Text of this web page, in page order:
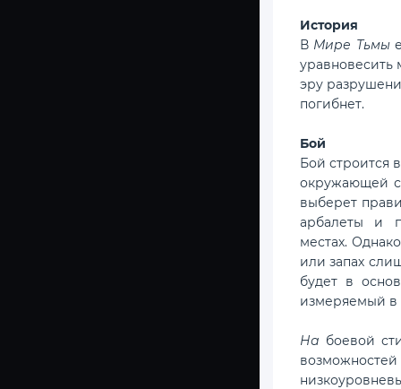
История
В Мире Тьмы
уравновесить
эру
погибнет.
Бой
Бой строится
окружающей
выберет
арбалеты и
местах.
или запах
будет в
измеряемый в
На боевой